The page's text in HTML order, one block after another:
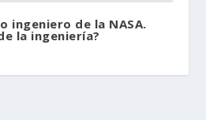
ingeniero de la NASA.
la ingeniería?